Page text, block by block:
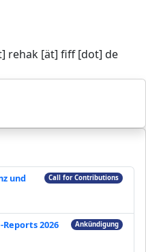
rehak [ät] fiff [dot] de
und
Call for Contributions
2026
Ankündigung